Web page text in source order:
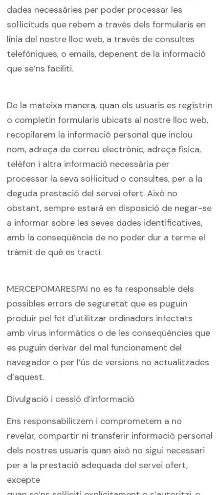
dades necessàries per poder processar les
sol·licituds que rebem a través dels formularis en
línia del nostre lloc web, a través de consultes
telefòniques, o emails, depenent de la informació
que se’ns faciliti.
De la mateixa manera, quan els usuaris es registrin
o completin formularis ubicats al nostre lloc web,
recopilarem la informació personal que inclou
nom, adreça de correu electrònic, adreça física,
telèfon i altra informació necessària per
processar la seva sol·licitud o consultes, per a la
deguda prestació del servei ofert. Això no
obstant, sempre estarà en disposició de negar-se
a informar sobre les seves dades identificatives,
amb la conseqüència de no poder dur a terme el
tràmit de què es tracti.
MERCEPOMARESPAI no es fa responsable dels
possibles errors de seguretat que es puguin
produir pel fet d’utilitzar ordinadors infectats
amb virus informàtics o de les conseqüències que
es puguin derivar del mal funcionament del
navegador o per l’ús de versions no actualitzades
d’aquest.
Divulgació i cessió d’informació
Ens responsabilitzem i comprometem a no
revelar, compartir ni transferir informació personal
dels nostres usuaris quan això no sigui necessari
per a la prestació adequada del servei ofert,
excepte